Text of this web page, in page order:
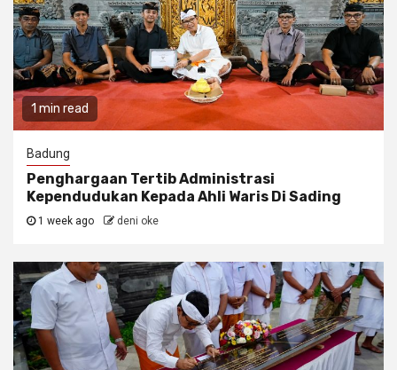
1 min read
Badung
Penghargaan Tertib Administrasi
Kependudukan Kepada Ahli Waris Di Sading
1 week ago deni oke